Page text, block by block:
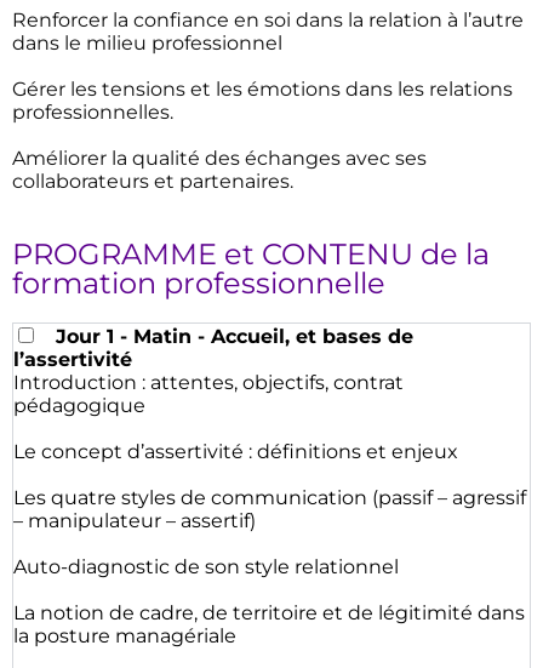
Renforcer la confiance en soi dans la relation à l’autre
dans le milieu professionnel
Gérer les tensions et les émotions dans les relations
professionnelles.
Améliorer la qualité des échanges avec ses
collaborateurs et partenaires.
PROGRAMME et CONTENU de la
formation professionnelle
Jour 1 - Matin - Accueil, et bases de
l’assertivité
Introduction : attentes, objectifs, contrat
pédagogique
Le concept d’assertivité : définitions et enjeux
Les quatre styles de communication (passif – agressif
– manipulateur – assertif)
Auto-diagnostic de son style relationnel
La notion de cadre, de territoire et de légitimité dans
la posture managériale